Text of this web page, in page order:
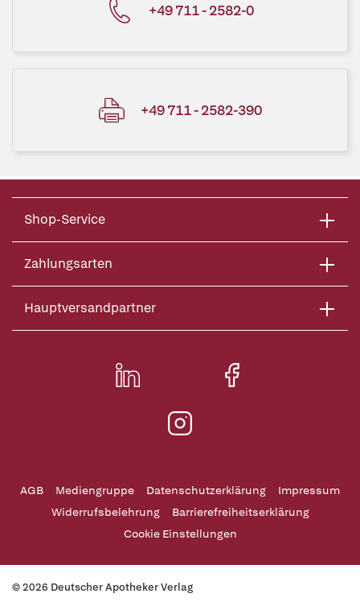
+49 711 - 2582-0
+49 711 - 2582-390
Shop-Service
Zahlungsarten
Hauptversandpartner
AGB Mediengruppe Datenschutzerklärung
Impressum
Widerrufsbelehrung
Barrierefreiheitserklärung
Cookie Einstellungen
© 2026 Deutscher Apotheker Verlag